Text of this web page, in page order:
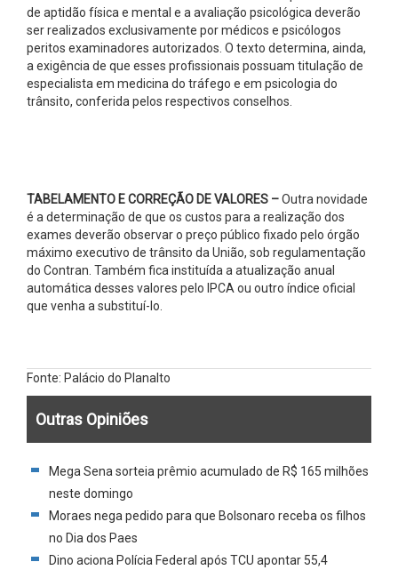
de aptidão física e mental e a avaliação psicológica deverão
ser realizados exclusivamente por médicos e psicólogos
peritos examinadores autorizados. O texto determina, ainda,
a exigência de que esses profissionais possuam titulação de
especialista em medicina do tráfego e em psicologia do
trânsito, conferida pelos respectivos conselhos.
TABELAMENTO E CORREÇÃO DE VALORES –Outra novidade
é a determinação de que os custos para a realização dos
exames deverão observar o preço público fixado pelo órgão
máximo executivo de trânsito da União, sob regulamentação
do Contran. Também fica instituída a atualização anual
automática desses valores pelo IPCA ou outro índice oficial
que venha a substituí-lo.
Fonte: Palácio do Planalto
Outras Opiniões
Mega Sena sorteia prêmio acumulado de R$ 165 milhões
neste domingo
Moraes nega pedido para que Bolsonaro receba os filhos
no Dia dos Paes
Dino aciona Polícia Federal após TCU apontar 55,4